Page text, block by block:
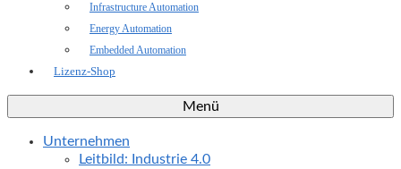
Infrastructure Automation
Energy Automation
Embedded Automation
Lizenz-Shop
Menü
Unternehmen
Leitbild: Industrie 4.0